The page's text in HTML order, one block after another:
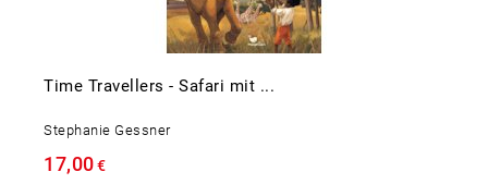
Time Travellers - Safari mit ...
Stephanie Gessner
17,00€